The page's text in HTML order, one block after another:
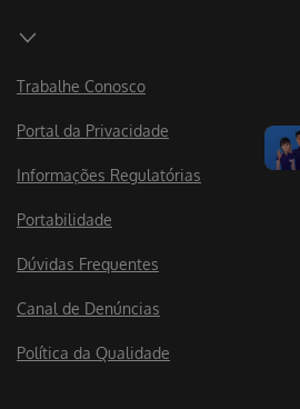
Trabalhe Conosco
Portal da Privacidade
Informações Regulatórias
Portabilidade
Dúvidas Frequentes
Canal de Denúncias
Política da Qualidade